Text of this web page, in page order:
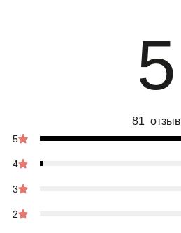
5
81 отзыв
5
4
3
2